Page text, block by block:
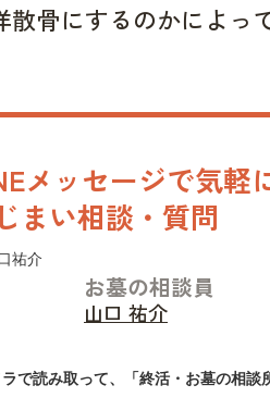
骨にするのかによっ
メッセージで気軽
まい相談・質問
お墓の相談員
山口 祐介
で読み取って、「終活・お墓の相